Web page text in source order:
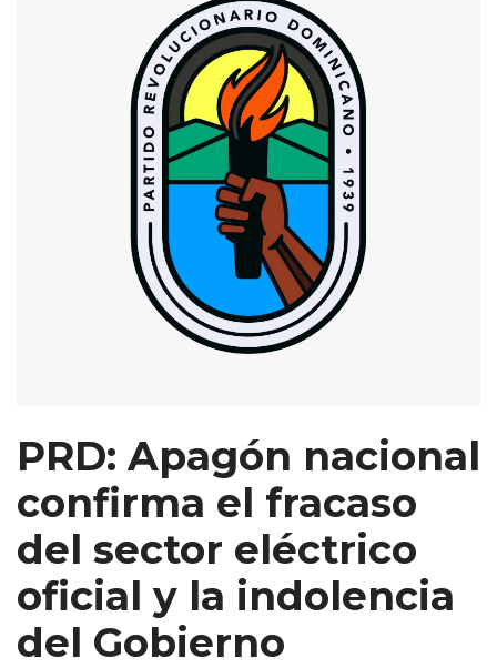
PRD: Apagón nacional
confirma el fracaso
del sector eléctrico
oficial y la indolencia
del Gobierno